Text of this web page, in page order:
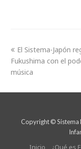
El Sistema-Japón
Fukushima con el
música
Copyright © Sistema
Inicio ¿Qué es